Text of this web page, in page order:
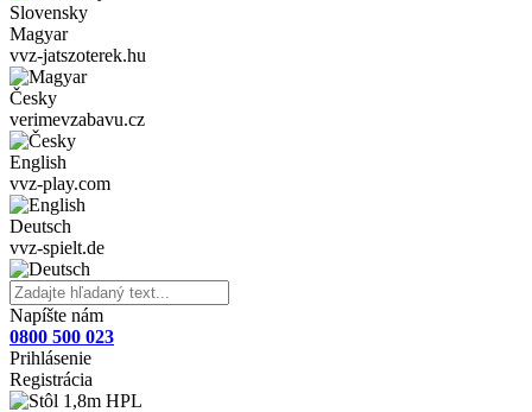
Slovensky
Magyar
vvz-jatszoterek.hu
Česky
verimevzabavu.cz
English
vvz-play.com
Deutsch
vvz-spielt.de
Napíšte nám
0800 500 023
Prihlásenie
Registrácia